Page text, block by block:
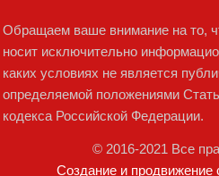
Обращаем ваше внимание на то,
носит исключительно
каких условиях не является
определяемой положениями
кодекса Российской Федерации.
© 2016-2021 Все
Создание и продвижение